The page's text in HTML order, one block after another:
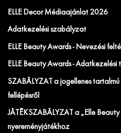
ELLE Decor Médiaajánlat 2026
Adatkezelési szabályzat
ELLE Beauty Awards - Nevezési
ELLE Beauty Awards -
SZABÁLYZAT a jogellenes
fellépésről
JÁTÉKSZABÁLYZAT a „Elle
nyereményjátékhoz